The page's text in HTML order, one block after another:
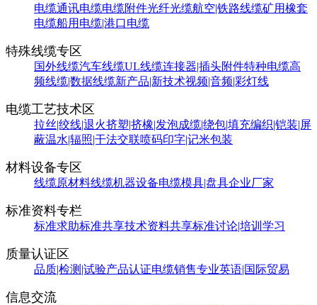
电缆通讯电缆电缆附件光纤光缆航空|铁路线缆矿用橡套
电缆船用电缆|港口电缆
特殊线缆专区
国外线缆汽车线缆UL线缆连接器|插头附件特种电缆高
频线缆|数据线缆新产品|新技术视频|音频|彩灯线
电缆工艺技术区
拉丝|绞线|退火挤塑|挤橡|发泡成缆|绕包|填充编织|铠装|屏
蔽温水|辐照|干法交联喷码印字|记米包装
材料设备专区
线缆原材料线缆机器设备电缆模具|盘具企业厂家
标准资料专栏
标准求助标准共享技术资料共享标准讨论|培训学习
质量认证区
品质|检测|试验产品认证电缆销售专业英语|国际贸易
信息交流